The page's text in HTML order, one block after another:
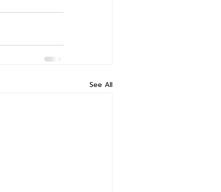
See All